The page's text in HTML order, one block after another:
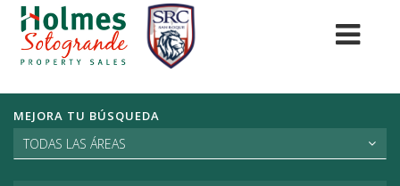
MEJORA TU BÚSQUEDA
TODAS LAS ÁREAS